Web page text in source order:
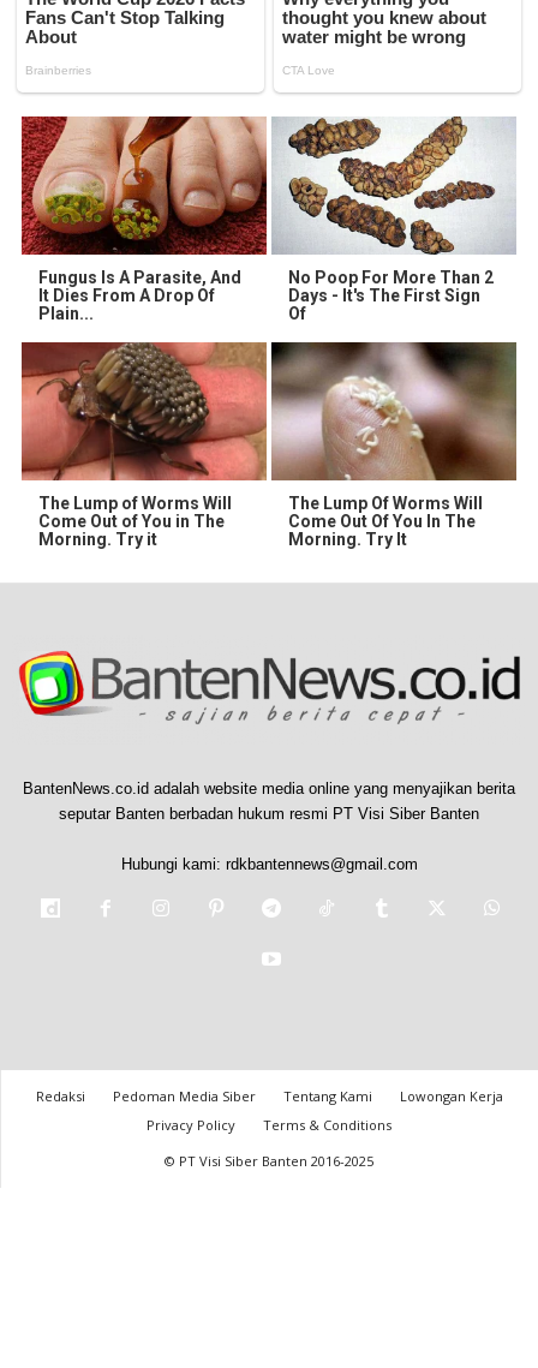
Fungus Is A Parasite, And
It Dies From A Drop Of
Plain...
No Poop For More Than 2
Days - It's The First Sign
Of
The Lump of Worms Will
Come Out of You in The
Morning. Try it
The Lump Of Worms Will
Come Out Of You In The
Morning. Try It
BantenNews.co.id adalah website media online yang menyajikan berita
seputar Banten berbadan hukum resmi PT Visi Siber Banten
Hubungi kami: rdkbantennews@gmail.com
Redaksi Pedoman Media Siber Tentang Kami
Lowongan Kerja
Privacy Policy
Terms & Conditions
© PT Visi Siber Banten 2016-2025